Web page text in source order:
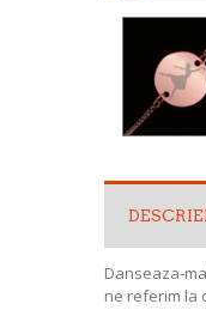
Danseaza-
ne referim la